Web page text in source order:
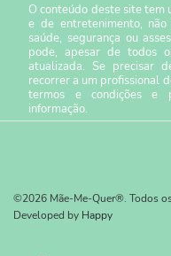
O conteúdo deste site
e de entretenimento,
saúde, segurança ou
pode, apesar de todos
atualizada. Se precisar
recorrer a um profissional
termos e condiçõese
informação.
©2026 Mãe-Me-Quer®. Todos
Developed by Happy